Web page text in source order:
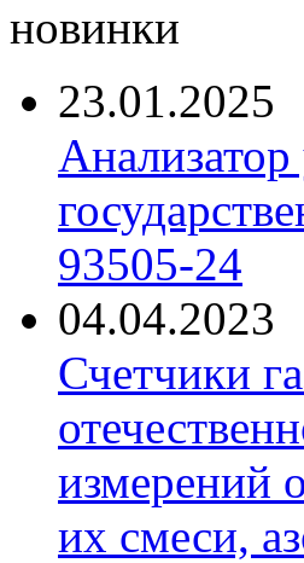
новинки
23.01.2025
93505-24
04.04.2023
Счетчики
измерений
их смеси,